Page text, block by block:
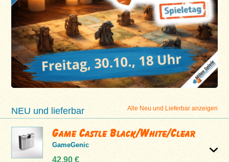
Alle Neu und Lieferbar anzeigen
NEU und lieferbar
Game Castle Black/White/Clear
GameGenic
42,90 €